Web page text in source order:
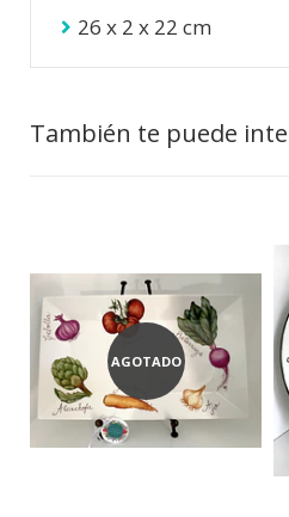
26 x 2 x 22 cm
También te puede
AGOTADO